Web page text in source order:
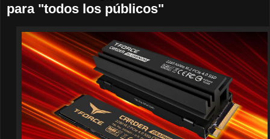
para "todos los públicos"